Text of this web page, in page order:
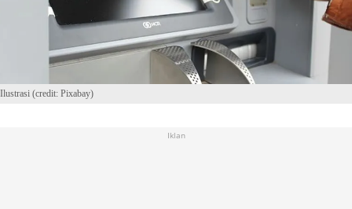
Ilustrasi (credit: Pixabay)
Iklan